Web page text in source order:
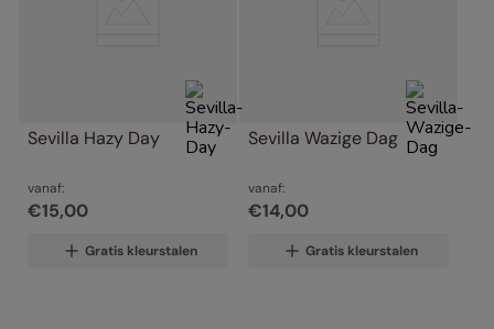
Sevilla Hazy Day
vanaf:
€15,00
Gratis kleurstalen
Sevilla Wazige Dag
vanaf:
€14,00
Gratis kleurstalen